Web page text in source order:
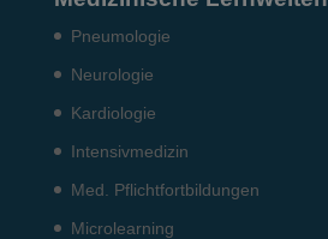
Pneumo­logie
Neurologie
Kardiologie
Intensiv­medizin
Med. Pflichtfort­bildun­gen
Microlearning